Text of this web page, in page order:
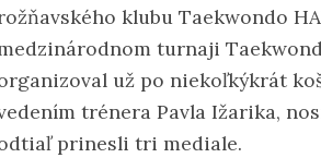
klubu Taekwondo
turnaji
už po niekoľkýkrát
trénera Pavla Ižarika,
prinesli tri mediale.